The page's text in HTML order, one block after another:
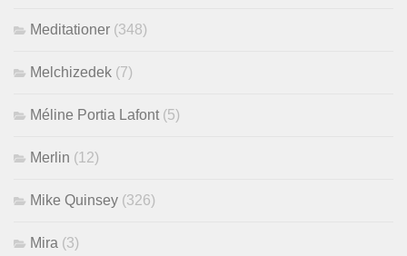
Meditationer (348)
Melchizedek (7)
Méline Portia Lafont (5)
Merlin (12)
Mike Quinsey (326)
Mira (3)